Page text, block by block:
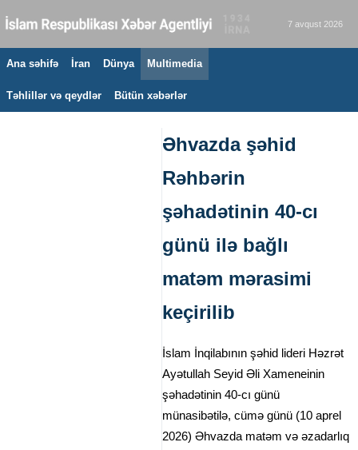
7 avqust 2026
Ana səhifə İran Dünya Multimedia
Təhlillər və qeydlər Bütün xəbərlər
Əhvazda şəhid
Rəhbərin
şəhadətinin 40-cı
günü ilə bağlı
matəm mərasimi
keçirilib
İslam İnqilabının şəhid lideri Həzrət
Ayətullah Seyid Əli Xameneinin
şəhadətinin 40-cı günü
münasibətilə, cümə günü (10 aprel
2026) Əhvazda matəm və əzadarlıq